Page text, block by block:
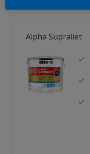
Alpha Supraliet